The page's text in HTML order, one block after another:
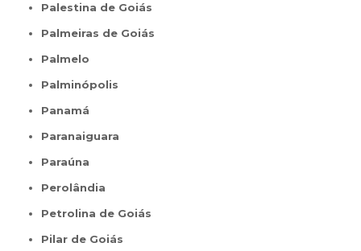
Palestina de Goiás
Palmeiras de Goiás
Palmelo
Palminópolis
Panamá
Paranaiguara
Paraúna
Perolândia
Petrolina de Goiás
Pilar de Goiás